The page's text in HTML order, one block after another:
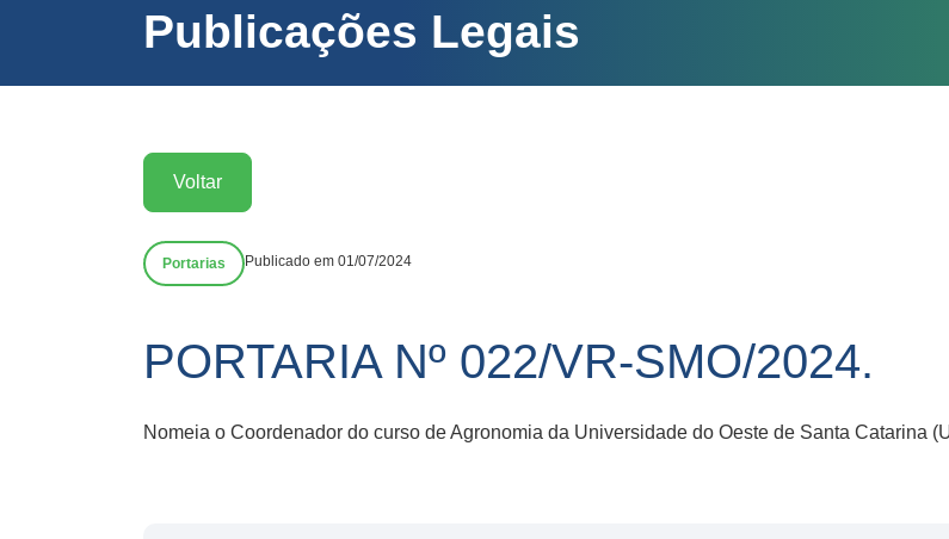
Publicações Legais
Voltar
Portarias Publicado em 01/07/2024
PORTARIA Nº 022/VR-SMO/2024.
Nomeia o Coordenador do curso de Agronomia da Universidade do Oeste de Santa Catarina